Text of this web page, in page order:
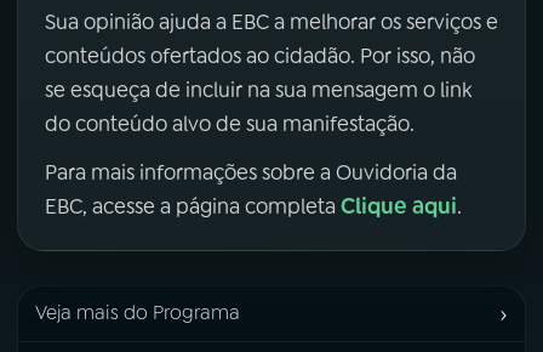
Sua opinião ajuda a EBC a melhorar os serviços e
conteúdos ofertados ao cidadão. Por isso, não
se esqueça de incluir na sua mensagem o link
do conteúdo alvo de sua manifestação.
Para mais informações sobre a Ouvidoria da
EBC, acesse a página completa Clique aqui.
Veja mais do Programa ›